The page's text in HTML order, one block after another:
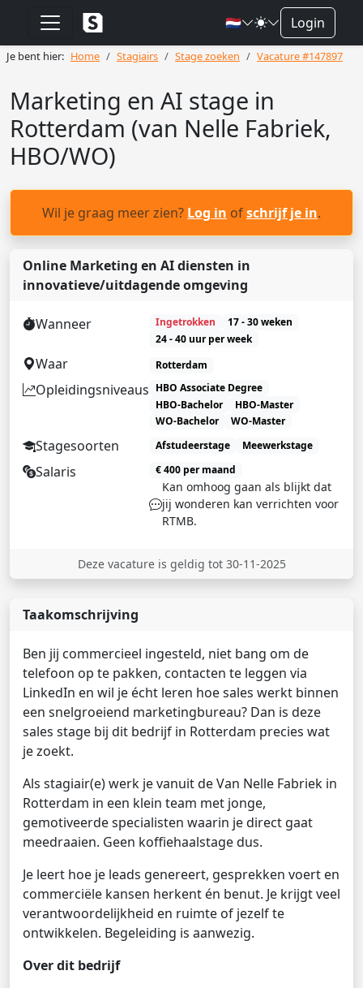
🇳🇱 Login
Je bent hier: Home Stagiairs Stage zoeken Vacature #147897
Marketing en AI stage in
Rotterdam (van Nelle Fabriek,
HBO/WO)
Wil je graag meer zien? Log in ofschrijf je in.
Online Marketing en AI diensten in
innovatieve/uitdagende omgeving
Wanneer Ingetrokken
17 - 30 weken
24 - 40 uur per week
Waar Rotterdam
Opleidingsniveaus HBO Associate Degree
HBO-Bachelor
HBO-Master
WO-Bachelor
WO-Master
Stagesoorten Afstudeerstage Meewerkstage
Salaris € 400 per maand
Kan omhoog gaan als blijkt dat
jij wonderen kan verrichten voor
RTMB.
Deze vacature is geldig tot 30-11-2025
Taakomschrijving
Ben jij commercieel ingesteld, niet bang om de
telefoon op te pakken, contacten te leggen via
LinkedIn en wil je écht leren hoe sales werkt binnen
een snelgroeiend marketingbureau? Dan is deze
sales stage bij dit bedrijf in Rotterdam precies wat
je zoekt.
Als stagiair(e) werk je vanuit de Van Nelle Fabriek in
Rotterdam in een klein team met jonge,
gemotiveerde specialisten waarin je direct gaat
meedraaien. Geen koffiehaalstage dus.
Je leert hoe je leads genereert, gesprekken voert en
commerciële kansen herkent én benut. Je krijgt veel
verantwoordelijkheid en ruimte of jezelf te
ontwikkelen. Begeleiding is aanwezig.
Over dit bedrijf